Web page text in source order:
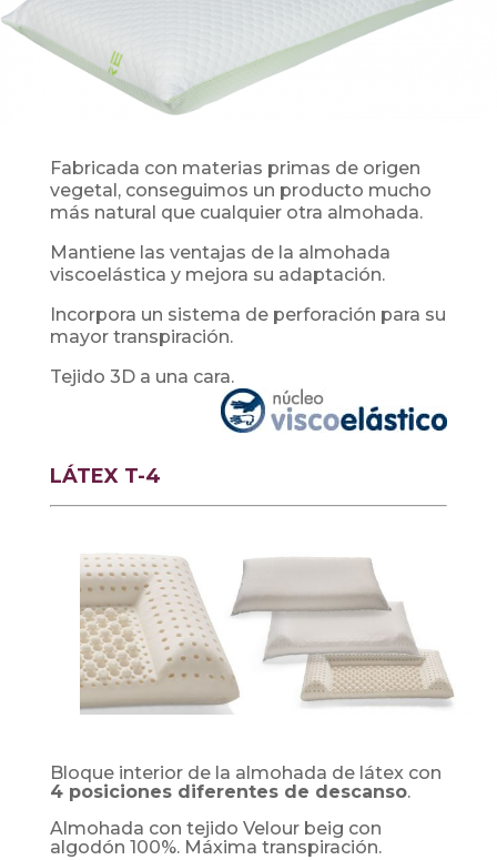
Fabricada con materias primas de origen
vegetal, conseguimos un producto mucho
más natural que cualquier otra almohada.
Mantiene las ventajas de la almohada
viscoelástica y mejora su adaptación.
Incorpora un sistema de perforación para su
mayor transpiración.
Tejido 3D a una cara.
LÁTEX T-4
Bloque interior de la almohada de látex con
4 posiciones diferentes de descanso.
Almohada con tejido Velour beig con
algodón 100%. Máxima transpiración.